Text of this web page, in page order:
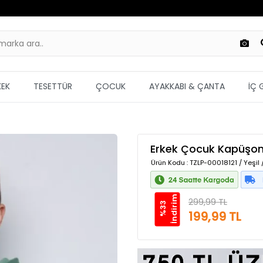
TESETTÜR ÇOCUK AYAKKABI & ÇANTA İÇ
Erkek Çocuk
Ürün Kodu : TZLP-00018121 / Yeşil
%
3
3
İ
n
d
i
r
i m 299,99 TL
199,99 TL